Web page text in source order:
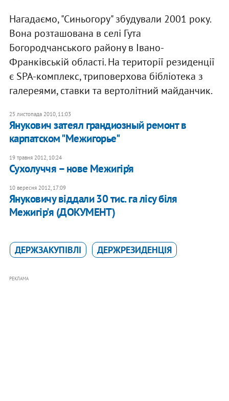
Нагадаємо, "Синьогору" збудували 2001 року.
Вона розташована в селі Гута
Богородчанського району в Івано-
Франківській області. На території резиденції
є SPA-комплекс, триповерхова бібліотека з
галереями, ставки та вертолітний майданчик.
25 листопада 2010, 11:03
Янукович затеял грандиозный ремонт в
карпатском "Межигорье"
19 травня 2012, 10:24
Сухолуччя – нове Межигір’я
10 вересня 2012, 17:09
Януковичу віддали 30 тис. га лісу біля
Межигір'я (ДОКУМЕНТ)
ДЕРЖЗАКУПІВЛІ ДЕРЖРЕЗИДЕНЦІЯ
РЕКЛАМА